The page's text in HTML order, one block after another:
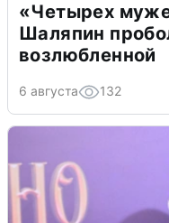
«Четырех
Шаляпин
возлюбленной
6 августа 132